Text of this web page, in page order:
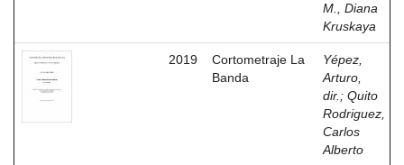
M., Diana
Kruskaya
2019
Cortometraje La
Banda
Yépez,
Arturo,
dir. ; Quito
Rodriguez,
Carlos
Alberto